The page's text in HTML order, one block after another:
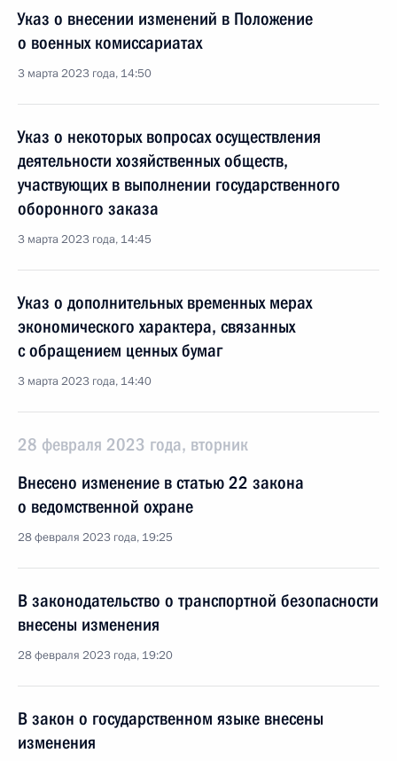
Указ о внесении изменений в Положение
о военных комиссариатах
3 марта 2023 года, 14:50
Указ о некоторых вопросах осуществления
деятельности хозяйственных обществ,
участвующих в выполнении государственного
оборонного заказа
3 марта 2023 года, 14:45
Указ о дополнительных временных мерах
экономического характера, связанных
с обращением ценных бумаг
3 марта 2023 года, 14:40
28 февраля 2023 года, вторник
Внесено изменение в статью 22 закона
о ведомственной охране
28 февраля 2023 года, 19:25
В законодательство о транспортной безопасности
внесены изменения
28 февраля 2023 года, 19:20
В закон о государственном языке внесены
изменения